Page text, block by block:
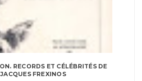
RECORDS ET CÉLÉBRITÉS DE
JACQUES FREXINOS